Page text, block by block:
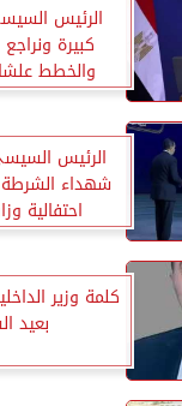
الرئيس
كبيرة
والخطط
الرئيس
شهداء
احتفالية
كلمة وزير
بعيد